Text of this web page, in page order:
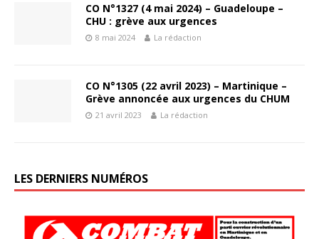
CO N°1327 (4 mai 2024) – Guadeloupe –
CHU : grève aux urgences
8 mai 2024 La rédaction
CO N°1305 (22 avril 2023) – Martinique –
Grève annoncée aux urgences du CHUM
21 avril 2023 La rédaction
LES DERNIERS NUMÉROS